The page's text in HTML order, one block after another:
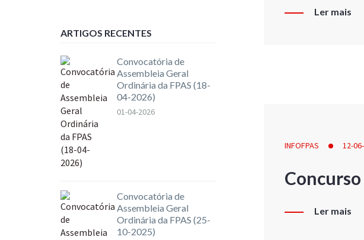
Ler mais
INFOFPAS 12-
Ler mais
ARTIGOS RECENTES
Convocatória de
Assembleia Geral
Ordinária da FPAS (18-
04-2026)
01-04-2026
Convocatória de
Assembleia Geral
Ordinária da FPAS (25-
10-2025)